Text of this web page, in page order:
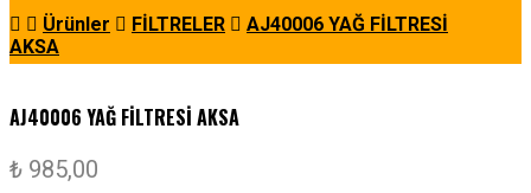
Ürünler FİLTRELER
AJ40006 YAĞ FİLTRESİ
AKSA
AJ40006 YAĞ FİLTRESİ AKSA
₺ 985,00